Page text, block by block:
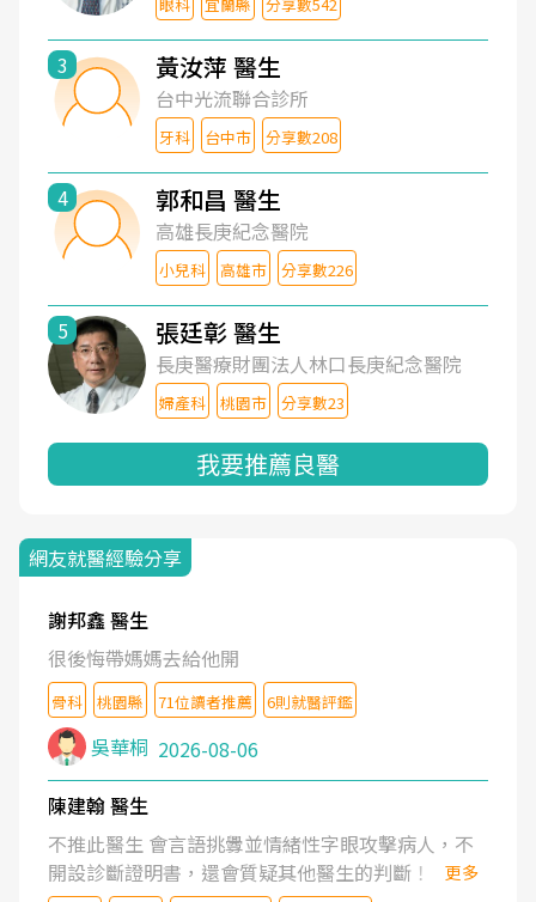
3 黃汝萍 醫生
台中光流聯合診所
牙科 台中市 分享數208
4 郭和昌 醫生
高雄長庚紀念醫院
小兒科 高雄市 分享數226
5 張廷彰 醫生
長庚醫療財團法人林口長庚紀念醫院
婦產科 桃園市 分享數23
我要推薦良醫
網友就醫經驗分享
謝邦鑫 醫生
很後悔帶媽媽去給他開
骨科 桃園縣 71位讀者推薦 6則就醫評鑑
吳華桐 2026-08-06
陳建翰 醫生
不推此醫生 會言語挑釁並情緒性字眼攻擊病人，不
開設診斷證明書，還會質疑其他醫生的判斷！
更多